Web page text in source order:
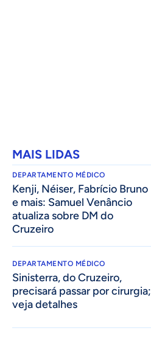
MAIS LIDAS
DEPARTAMENTO MÉDICO
Kenji, Néiser, Fabrício Bruno
e mais: Samuel Venâncio
atualiza sobre DM do
Cruzeiro
DEPARTAMENTO MÉDICO
Sinisterra, do Cruzeiro,
precisará passar por cirurgia;
veja detalhes